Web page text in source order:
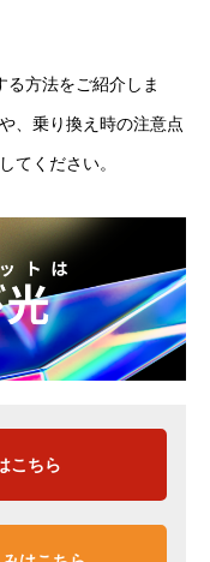
方法をご紹介しま
、乗り換え時の注意点
てください。
こちら